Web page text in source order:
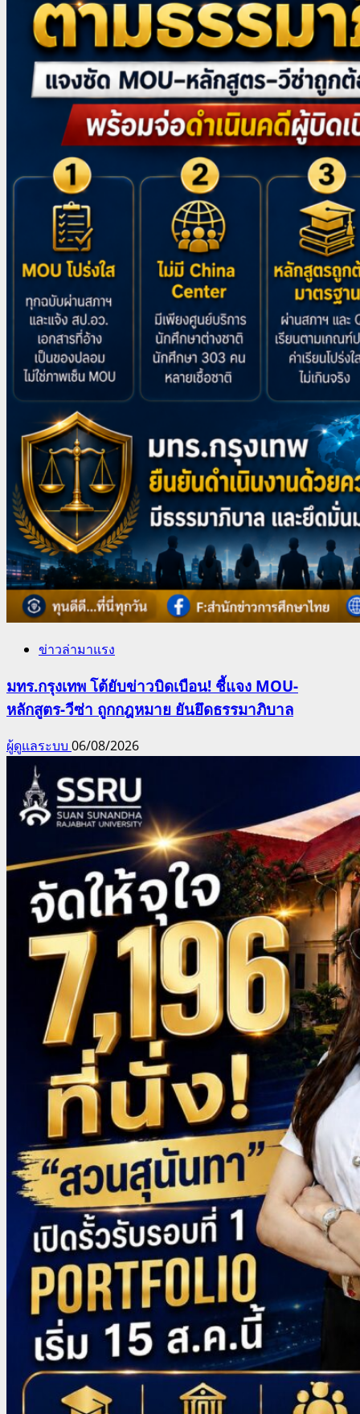
ข่าวล่ามาแรง
มทร.กรุงเทพ โต้ยับข่าวบิดเบือน! ชี้แจง MOU-
หลักสูตร-วีซ่า ถูกกฎหมาย ยันยึดธรรมาภิบาล
ผู้ดูแลระบบ 06/08/2026